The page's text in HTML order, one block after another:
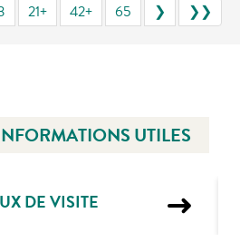
21+ 42+ 65 ❯ ❯❯
UTILES
DE VISITE